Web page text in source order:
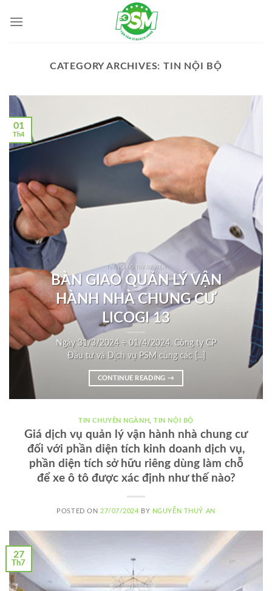
CATEGORY ARCHIVES:TIN NỘI BỘ
TIN NỘI BỘ TIN SỰ KIỆN
BÀN GIAO QUẢN LÝ VẬN
HÀNH NHÀ CHUNG CƯ
LICOGI 13
Ngày 31/3/2024 ÷ 01/4/2024. Công ty CP
Đầu tư và Dịch vụ PSM cùng các [...]
CONTINUE READING→
01
Th4
TIN CHUYÊN NGÀNH ,TIN NỘI BỘ
Giá dịch vụ quản lý vận hành nhà chung cư
đối với phần diện tích kinh doanh dịch vụ,
phần diện tích sở hữu riêng dùng làm chỗ
để xe ô tô được xác định như thế nào?
POSTED ON 27/07/2024 BY NGUYỄN THUÝ AN
27
Th7